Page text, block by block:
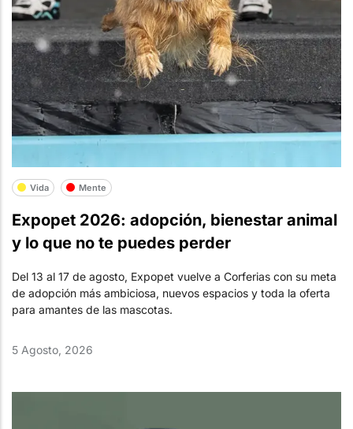
Vida Mente
Expopet 2026: adopción, bienestar animal
y lo que no te puedes perder
Del 13 al 17 de agosto, Expopet vuelve a Corferias con su meta
de adopción más ambiciosa, nuevos espacios y toda la oferta
para amantes de las mascotas.
5 Agosto, 2026